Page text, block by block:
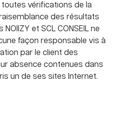
vérifications de la
des résultats
et SCL CONSEIL ne
façon responsable vis à
par le client des
absence contenues dans
un de ses sites Internet.